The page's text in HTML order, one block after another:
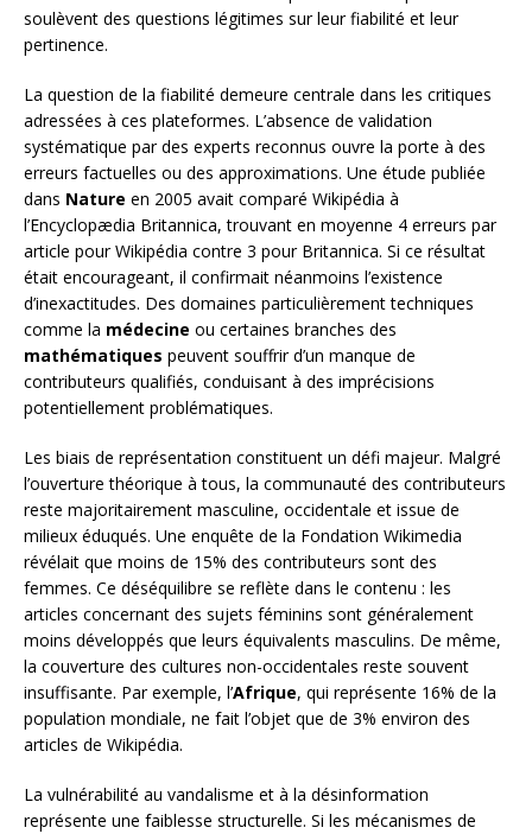
soulèvent des questions légitimes sur leur fiabilité et leur
pertinence.
La question de la fiabilité demeure centrale dans les critiques
adressées à ces plateformes. L’absence de validation
systématique par des experts reconnus ouvre la porte à des
erreurs factuelles ou des approximations. Une étude publiée
dans Nature en 2005 avait comparé Wikipédia à
l’Encyclopædia Britannica, trouvant en moyenne 4 erreurs par
article pour Wikipédia contre 3 pour Britannica. Si ce résultat
était encourageant, il confirmait néanmoins l’existence
d’inexactitudes. Des domaines particulièrement techniques
comme la médecine ou certaines branches des
mathématiques peuvent souffrir d’un manque de
contributeurs qualifiés, conduisant à des imprécisions
potentiellement problématiques.
Les biais de représentation constituent un défi majeur. Malgré
l’ouverture théorique à tous, la communauté des contributeurs
reste majoritairement masculine, occidentale et issue de
milieux éduqués. Une enquête de la Fondation Wikimedia
révélait que moins de 15% des contributeurs sont des
femmes. Ce déséquilibre se reflète dans le contenu : les
articles concernant des sujets féminins sont généralement
moins développés que leurs équivalents masculins. De même,
la couverture des cultures non-occidentales reste souvent
insuffisante. Par exemple, l’Afrique, qui représente 16% de la
population mondiale, ne fait l’objet que de 3% environ des
articles de Wikipédia.
La vulnérabilité au vandalisme et à la désinformation
représente une faiblesse structurelle. Si les mécanismes de